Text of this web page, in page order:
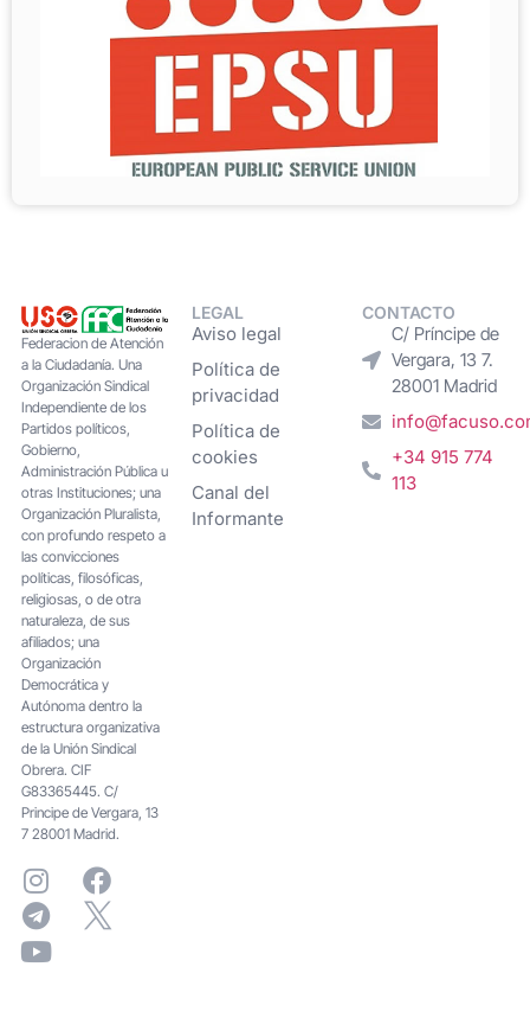
Federacion de Atención
a la Ciudadanía. Una
Organización Sindical
Independiente de los
Partidos políticos,
Gobierno,
Administración Pública u
otras Instituciones; una
Organización Pluralista,
con profundo respeto a
las convicciones
políticas, filosóficas,
religiosas, o de otra
naturaleza, de sus
afiliados; una
Organización
Democrática y
Autónoma dentro la
estructura organizativa
de la Unión Sindical
Obrera. CIF
G83365445. C/
Principe de Vergara, 13
7 28001 Madrid.
LEGAL
Aviso legal
Política de
privacidad
Política de
cookies
Canal del
Informante
CONTACTO
C/ Príncipe de
Vergara, 13 7.
28001 Madrid
+34 915 774
113